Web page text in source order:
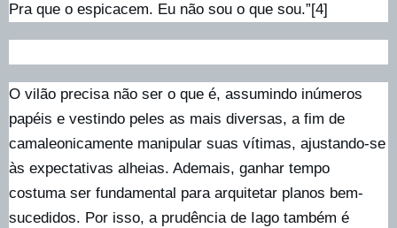
Pra que o espicacem. Eu não sou o que sou.”[4]
O vilão precisa não ser o que é, assumindo inúmeros
papéis e vestindo peles as mais diversas, a fim de
camaleonicamente manipular suas vítimas, ajustando-se
às expectativas alheias. Ademais, ganhar tempo
costuma ser fundamental para arquitetar planos bem-
sucedidos. Por isso, a prudência de Iago também é